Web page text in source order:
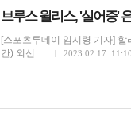
연예 스포츠
브루스 윌리스, '실어증'
[스포츠투데이 임시령 기자]
간) 외신…
2023.02.17. 11:10